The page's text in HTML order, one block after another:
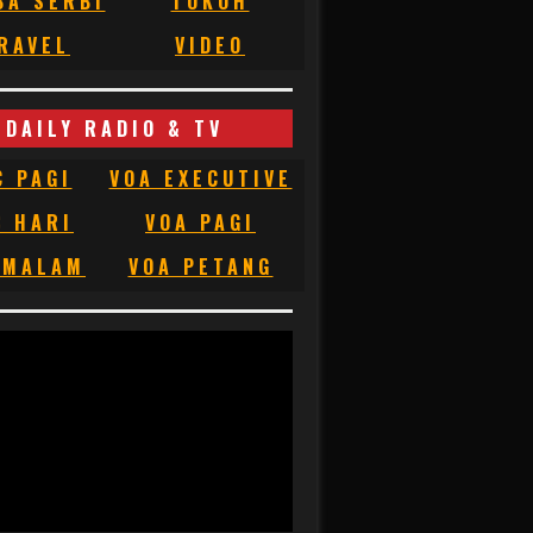
VIDEO
DAILY RADIO & TV
PAGI
VOA EXECUTIVE
HARI
VOA PAGI
VOA PETANG